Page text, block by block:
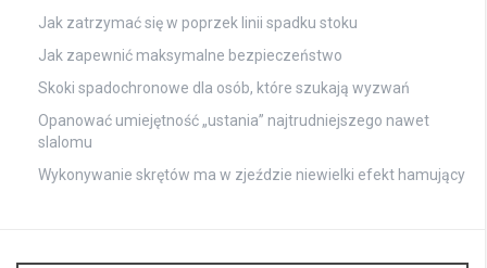
Jak zatrzymać się w poprzek linii spadku stoku
Jak zapewnić maksymalne bezpieczeństwo
Skoki spadochronowe dla osób, które szukają wyzwań
Opanować umiejętność „ustania” najtrudniejszego nawet
slalomu
Wykonywanie skrętów ma w zjeździe niewielki efekt hamujący